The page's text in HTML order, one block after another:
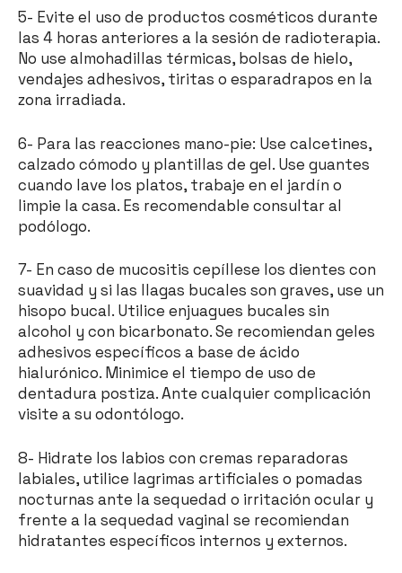
5- Evite el uso de productos cosméticos durante
las 4 horas anteriores a la sesión de radioterapia.
No use almohadillas térmicas, bolsas de hielo,
vendajes adhesivos, tiritas o esparadrapos en la
zona irradiada.
6- Para las reacciones mano-pie: Use calcetines,
calzado cómodo y plantillas de gel. Use guantes
cuando lave los platos, trabaje en el jardín o
limpie la casa. Es recomendable consultar al
podólogo.
7- En caso de mucositis cepíllese los dientes con
suavidad y si las llagas bucales son graves, use un
hisopo bucal. Utilice enjuagues bucales sin
alcohol y con bicarbonato. Se recomiendan geles
adhesivos específicos a base de ácido
hialurónico. Minimice el tiempo de uso de
dentadura postiza. Ante cualquier complicación
visite a su odontólogo.
8- Hidrate los labios con cremas reparadoras
labiales, utilice lagrimas artificiales o pomadas
nocturnas ante la sequedad o irritación ocular y
frente a la sequedad vaginal se recomiendan
hidratantes específicos internos y externos.